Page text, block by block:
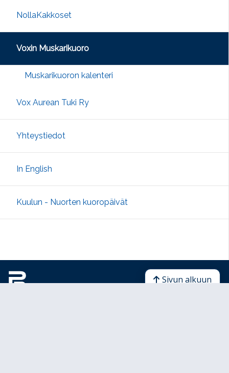
NollaKakkoset
Voxin Muskarikuoro
Muskarikuoron kalenteri
Vox Aurean Tuki Ry
Yhteystiedot
In English
Kuulun - Nuorten kuoropäivät
Sivun alkuun